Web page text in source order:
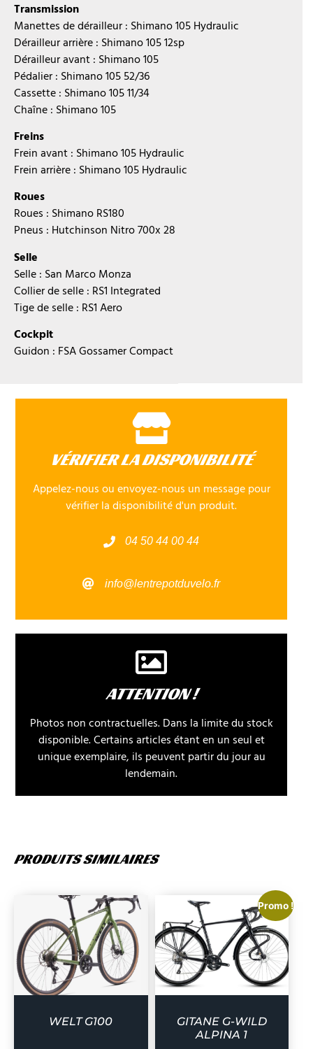
Transmission
Manettes de dérailleur : Shimano 105 Hydraulic
Dérailleur arrière : Shimano 105 12sp
Dérailleur avant : Shimano 105
Pédalier : Shimano 105 52/36
Cassette : Shimano 105 11/34
Chaîne : Shimano 105
Freins
Frein avant : Shimano 105 Hydraulic
Frein arrière : Shimano 105 Hydraulic
Roues
Roues : Shimano RS180
Pneus : Hutchinson Nitro 700x 28
Selle
Selle : San Marco Monza
Collier de selle : RS1 Integrated
Tige de selle : RS1 Aero
Cockpit
Guidon : FSA Gossamer Compact
VÉRIFIER LA DISPONIBILITÉ
Appelez-nous ou envoyez-nous un message pour
vérifier la disponibilité d'un produit.
04 50 44 00 44
info@lentrepotduvelo.fr
ATTENTION !
Photos non contractuelles. Dans la limite du stock
disponible. Certains articles étant en un seul et
unique exemplaire, ils peuvent partir du jour au
lendemain.
PRODUITS SIMILAIRES
WELT G100
Promo !
GITANE G-WILD
ALPINA 1